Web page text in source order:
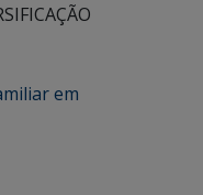
em